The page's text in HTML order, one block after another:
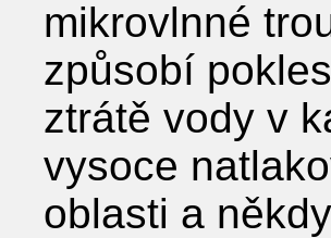
mikrovlnné
způsobí
ztrátě vody v
vysoce
oblasti a